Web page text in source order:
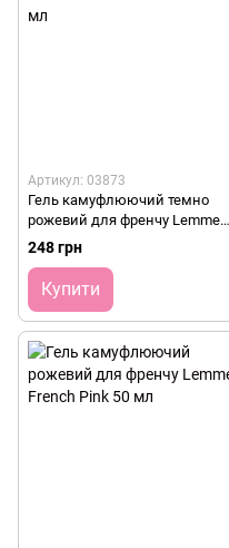
Артикул: 03873
Гель камуфлюючий темно
рожевий для френчу Lemme
Dark French Pink 15 мл
248 грн
Купити